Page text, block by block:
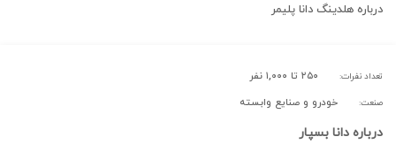
درباره هلدینگ دانا پلیمر
تعداد نفرات: ۲۵۰ تا ۱,۰۰۰ نفر
صنعت: خودرو و صنایع وابسته
درباره دانا بسپار